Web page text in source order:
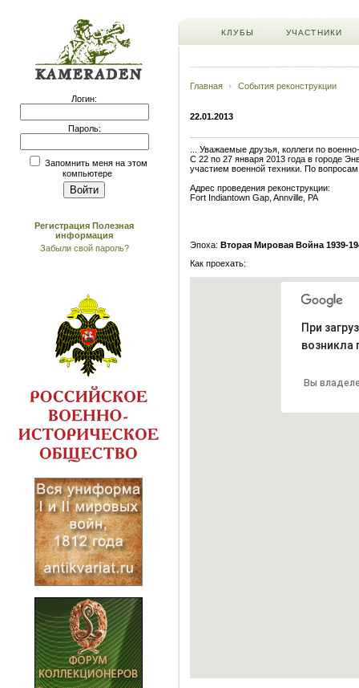
Логин:
Пароль:
Запомнить меня на этом
компьютере
Регистрация Полезная
информация
Забыли свой пароль?
КЛУБЫ УЧАСТНИКИ
Главная События реконструкции
22.01.2013
... Уважаемые друзья, коллеги по
С 22 по 27 января 2013 года в городе
участием военной техники. По
Адрес проведения реконструкции:
Fort Indiantown Gap, Annville, PA
Эпоха: Вторая Мировая Война 1939-
Как проехать:
При
возникла
Вы